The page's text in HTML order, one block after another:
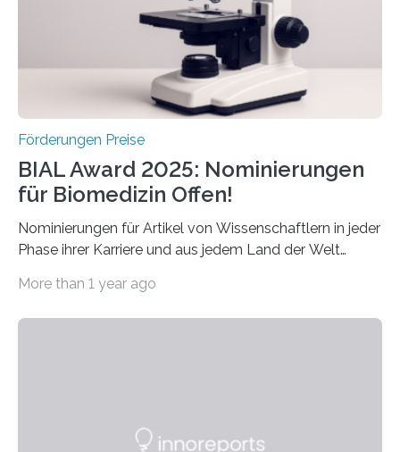
werden soll eine herausragende Doktorarbeit oder eine
hochrangige wissenschaftliche Publikation zum Thema
Förderungen Preise
BIAL Award 2025: Nominierungen
für Biomedizin Offen!
Nominierungen für Artikel von Wissenschaftlern in jeder
Phase ihrer Karriere und aus jedem Land der Welt
Leben gerufen, um die bemerkenswertesten
Foundation, des BIAL Award in Biomedicine ist in
More than 1 year ago